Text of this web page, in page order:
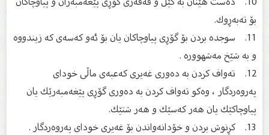
بۆ تەبەڕوك.
11. سوجدە بردن بۆ گۆڕی پیاوچاكان یان بۆ ئەو كەسەی كە زیندووە
و بە شێخ مەشهوورە .
12. تەواف كردن بە دەوری غەیری كەعبەی ماڵی خودای
پەروەردگار ، وەكو تەواف كردن بە دەوری گۆڕی پێغەمبەرێك یان
پیاوچاكێك یان هەر كەسێك و هەر شتێك.